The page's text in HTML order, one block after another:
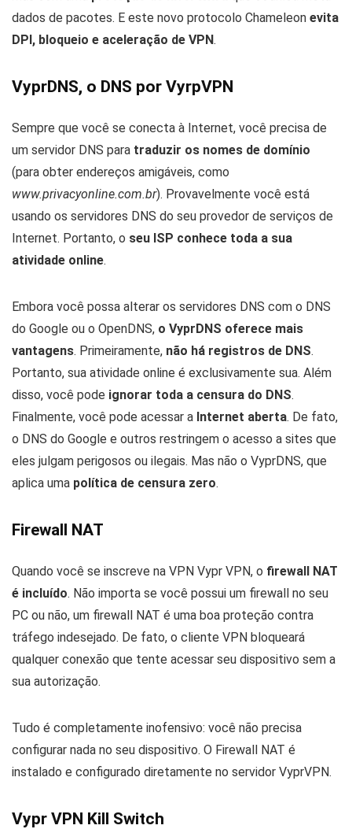
dados de pacotes. E este novo protocolo Chameleon evita
DPI, bloqueio e aceleração de VPN.
VyprDNS, o DNS por VyrpVPN
Sempre que você se conecta à Internet, você precisa de
um servidor DNS para traduzir os nomes de domínio
(para obter endereços amigáveis, como
www.privacyonline.com.br). Provavelmente você está
usando os servidores DNS do seu provedor de serviços de
Internet. Portanto, o seu ISP conhece toda a sua
atividade online.
Embora você possa alterar os servidores DNS com o DNS
do Google ou o OpenDNS, o VyprDNS oferece mais
vantagens. Primeiramente, não há registros de DNS.
Portanto, sua atividade online é exclusivamente sua. Além
disso, você pode ignorar toda a censura do DNS.
Finalmente, você pode acessar a Internet aberta. De fato,
o DNS do Google e outros restringem o acesso a sites que
eles julgam perigosos ou ilegais. Mas não o VyprDNS, que
aplica uma política de censura zero.
Firewall NAT
Quando você se inscreve na VPN Vypr VPN, o firewall NAT
é incluído. Não importa se você possui um firewall no seu
PC ou não, um firewall NAT é uma boa proteção contra
tráfego indesejado. De fato, o cliente VPN bloqueará
qualquer conexão que tente acessar seu dispositivo sem a
sua autorização.
Tudo é completamente inofensivo: você não precisa
configurar nada no seu dispositivo. O Firewall NAT é
instalado e configurado diretamente no servidor VyprVPN.
Vypr VPN Kill Switch